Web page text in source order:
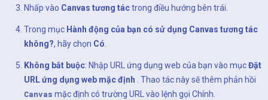
Nhấp vào Canvas tương táctrong điều hướng bên trái.
Trong mục Hành động của bạn có sử dụng Canvas tương tác
không?, hãy chọn Có.
Không bắt buộc: Nhập URL ứng dụng web của bạn vào mụcĐặt
URL ứng dụng web mặc định . Thao tác này sẽ thêm phản hồi
Canvas mặc định có trường URL vào lệnh gọi Chính.